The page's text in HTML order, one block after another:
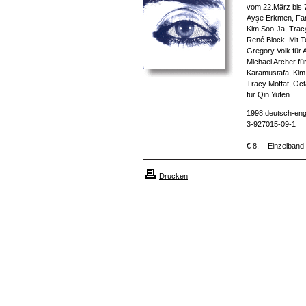
vom 22.März bis
Ayşe Erkmen,
Kim Soo-Ja,
René Block. Mit
Gregory Volk für
Michael Archer
Karamustafa,
Tracy Moffat,
für Qin Yufen.
1998,deutsch-
3-927015-09-1
€ 8,- Einzelband
Drucken